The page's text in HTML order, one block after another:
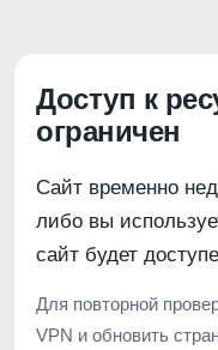
Доступ к
ограничен
Сайт временно
либо вы
сайт будет
Для повторной
VPN и обновить